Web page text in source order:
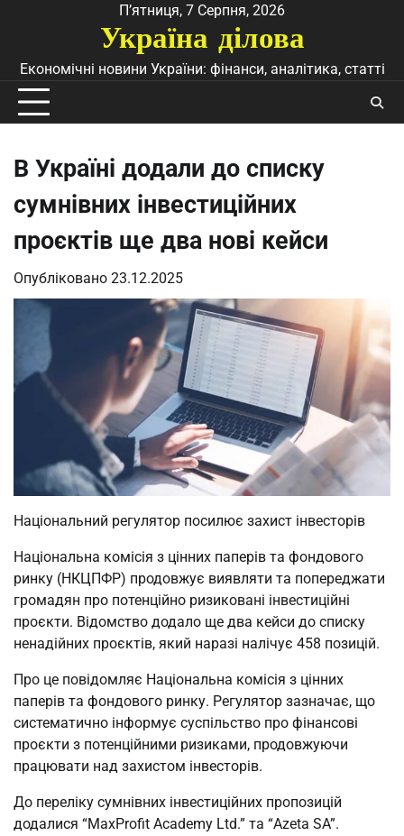
П’ятниця, 7 Серпня, 2026
Україна ділова
Економічні новини України: фінанси, аналітика, статті
В Україні додали до списку
сумнівних інвестиційних
проєктів ще два нові кейси
Опубліковано 23.12.2025
Національний регулятор посилює захист інвесторів
Національна комісія з цінних паперів та фондового
ринку (НКЦПФР) продовжує виявляти та попереджати
громадян про потенційно ризиковані інвестиційні
проєкти. Відомство додало ще два кейси до списку
ненадійних проєктів, який наразі налічує 458 позицій.
Про це повідомляє Національна комісія з цінних
паперів та фондового ринку. Регулятор зазначає, що
систематично інформує суспільство про фінансові
проєкти з потенційними ризиками, продовжуючи
працювати над захистом інвесторів.
До переліку сумнівних інвестиційних пропозицій
додалися “MaxProfit Academy Ltd.” та “Azeta SA”.